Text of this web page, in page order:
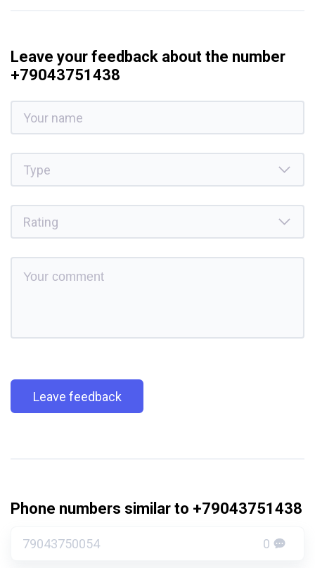
Leave your feedback about the number
+79043751438
Leave feedback
Phone numbers similar to +79043751438
79043750054 0